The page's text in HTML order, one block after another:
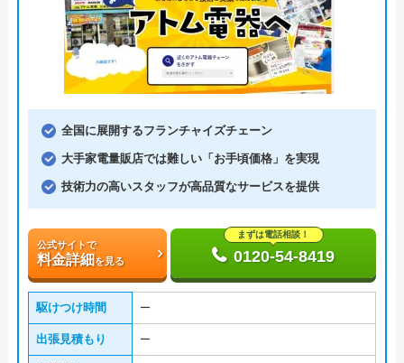
全国に展開するフランチャイズチェーン
大手家電量販店では難しい「お手頃価格」を実現
技術力の高いスタッフが高品質なサービスを提供
公式サイトで
料金詳細を見る
まずは電話相談！
0120-54-8419
駆けつけ時間 ー
出張見積もり ー